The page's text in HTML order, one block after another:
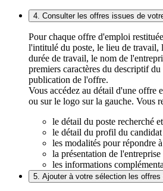
4. Consulter les offres issues de
Pour chaque offre d'emploi
l'intitulé du poste, le lieu de travail,
durée de travail, le nom de
premiers caractères du descriptif du
publication de l'offre.
Vous accédez au détail d'une offre
ou sur le logo sur la gauche. Vous
le détail du poste recherché
le détail du profil du
les modalités pour répondre
la présentation de l'entreprise
les informations
5. Ajouter à votre sélection les